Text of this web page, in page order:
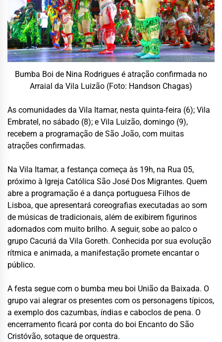
Bumba Boi de Nina Rodrigues é atração confirmada no
Arraial da Vila Luizão (Foto: Handson Chagas)
As comunidades da Vila Itamar, nesta quinta-feira (6); Vila
Embratel, no sábado (8); e Vila Luizão, domingo (9),
recebem a programação de São João, com muitas
atrações confirmadas.
Na Vila Itamar, a festança começa às 19h, na Rua 05,
próximo à Igreja Católica São José Dos Migrantes. Quem
abre a programação é a dança portuguesa Filhos de
Lisboa, que apresentará coreografias executadas ao som
de músicas de tradicionais, além de exibirem figurinos
adornados com muito brilho. A seguir, sobe ao palco o
grupo Cacuriá da Vila Goreth. Conhecida por sua evolução
rítmica e animada, a manifestação promete encantar o
público.
A festa segue com o bumba meu boi União da Baixada. O
grupo vai alegrar os presentes com os personagens típicos,
a exemplo dos cazumbas, índias e caboclos de pena. O
encerramento ficará por conta do boi Encanto do São
Cristóvão, sotaque de orquestra.